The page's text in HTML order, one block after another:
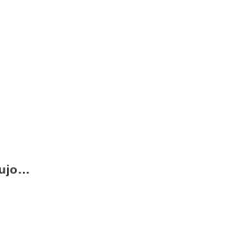
Marco Expositor de Dibujos (Tamaño Garbanzo) | Expositor Infantil Personalizado